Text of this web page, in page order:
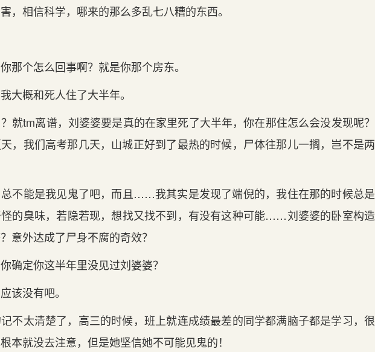
害，相信科学，哪来的那么多乱七八糟的东西。
你那个怎么回事啊？就是你那个房东。
大概和死人住了大半年。
？就tm离谱，刘婆婆要是真的在家里死了大半年，你在那住怎么会没发现呢？
，我们高考那几天，山城正好到了最热的时候，尸体往那儿一搁，岂不是两
总不能是我见鬼了吧，而且……我其实是发现了端倪的，我住在那的时候总是
的臭味，若隐若现，想找又找不到，有没有这种可能……刘婆婆的卧室构造
意外达成了尸身不腐的奇效？
你确定你这半年里没见过刘婆婆？
该没有吧。
不太清楚了，高三的时候，班上就连成绩最差的同学都满脑子都是学习，很
本就没去注意，但是她坚信她不可能见鬼的！